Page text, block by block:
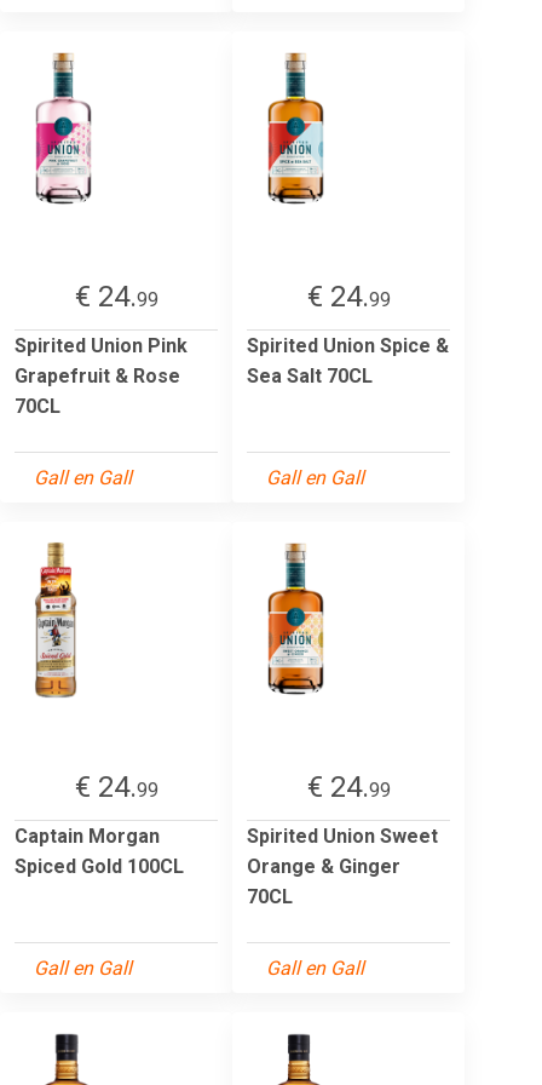
€ 24.99
Spirited Union Pink
Grapefruit & Rose
70CL
Gall en Gall
€ 24.99
Spirited Union Spice &
Sea Salt 70CL
Gall en Gall
€ 24.99
Captain Morgan
Spiced Gold 100CL
Gall en Gall
€ 24.99
Spirited Union Sweet
Orange & Ginger
70CL
Gall en Gall